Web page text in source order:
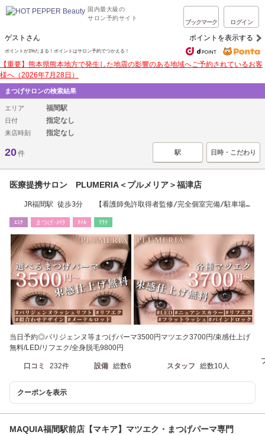
国内最大級の
サロン予約サイト
ブックマーク ログイン
ゲストさん ポイントを表示する
ポイントが1%たまる！ポイントはサロン予約でつかえる！
【重要】熊本県熊本地方で発生した地震の影響のある地域へご予約されているお客
様へ（2026年7月28日）
まつげサロンの検索結果
エリア 福間駅
日付 指定なし
来店時刻 指定なし
20件 駅 日時・こだわり
医療提携サロン PLUMERIA＜プルメリア＞福津店
JR福間駅 徒歩3分 【看護師免許取得者監修/完全個室完備/駐車場完
ｴｽﾃ まつげ･ﾒｲｸ ﾈｲﾙ ﾘﾗｸ
当日予約◎パリジェンヌ等まつげパーマ3500円マツエク3700円/束感仕上げ
無料/LED/リフエク/全身脱毛9800円
口コミ 232件 設備 総数6 スタッフ 総数10人
クーポンを表示
MAQUIA福間駅前店【マキア】マツエク・まつげパーマ専門